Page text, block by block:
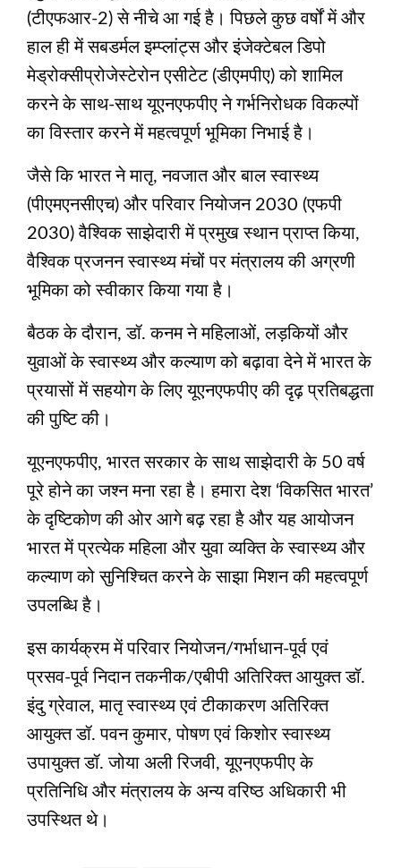
(टीएफआर-2) से नीचे आ गई है। पिछले कुछ वर्षों में और
हाल ही में सबडर्मल इम्प्लांट्स और इंजेक्टेबल डिपो
मेड्रोक्सीप्रोजेस्टेरोन एसीटेट (डीएमपीए) को शामिल
करने के साथ-साथ यूएनएफपीए ने गर्भनिरोधक विकल्पों
का विस्तार करने में महत्वपूर्ण भूमिका निभाई है।
जैसे कि भारत ने मातृ, नवजात और बाल स्वास्थ्य
(पीएमएनसीएच) और परिवार नियोजन 2030 (एफपी
2030) वैश्विक साझेदारी में प्रमुख स्थान प्राप्त किया,
वैश्विक प्रजनन स्वास्थ्य मंचों पर मंत्रालय की अग्रणी
भूमिका को स्वीकार किया गया है।
बैठक के दौरान, डॉ. कनम ने महिलाओं, लड़कियों और
युवाओं के स्वास्थ्य और कल्याण को बढ़ावा देने में भारत के
प्रयासों में सहयोग के लिए यूएनएफपीए की दृढ़ प्रतिबद्धता
की पुष्टि की।
यूएनएफपीए, भारत सरकार के साथ साझेदारी के 50 वर्ष
पूरे होने का जश्न मना रहा है। हमारा देश ‘विकसित भारत’
के दृष्टिकोण की ओर आगे बढ़ रहा है और यह आयोजन
भारत में प्रत्येक महिला और युवा व्यक्ति के स्वास्थ्य और
कल्याण को सुनिश्चित करने के साझा मिशन की महत्वपूर्ण
उपलब्धि है।
इस कार्यक्रम में परिवार नियोजन/गर्भाधान-पूर्व एवं
प्रसव-पूर्व निदान तकनीक/एबीपी अतिरिक्त आयुक्त डॉ.
इंदु ग्रेवाल, मातृ स्वास्थ्य एवं टीकाकरण अतिरिक्त
आयुक्त डॉ. पवन कुमार, पोषण एवं किशोर स्वास्थ्य
उपायुक्त डॉ. जोया अली रिजवी, यूएनएफपीए के
प्रतिनिधि और मंत्रालय के अन्य वरिष्ठ अधिकारी भी
उपस्थित थे।